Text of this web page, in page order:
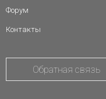
Форум
Контакты
Обратная связь